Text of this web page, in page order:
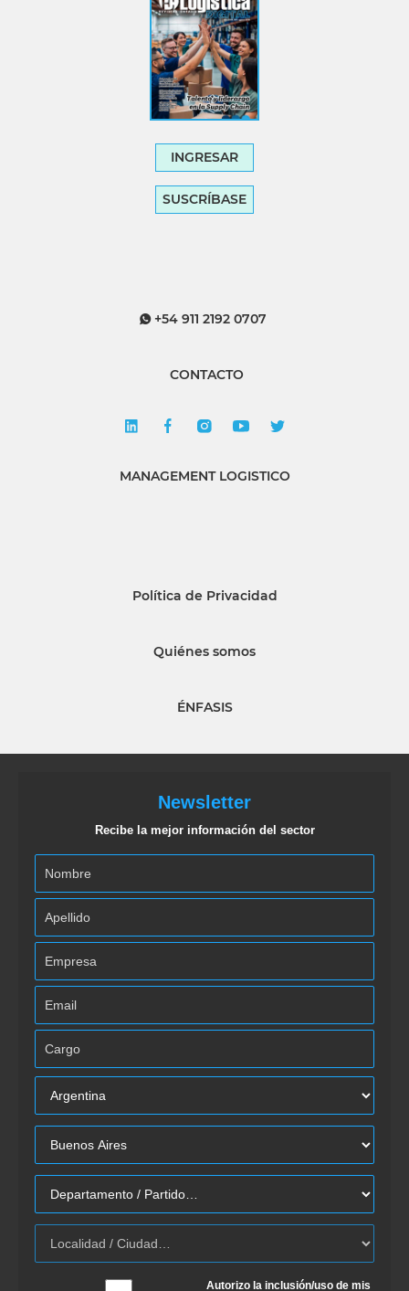
INGRESAR
SUSCRÍBASE
+54 911 2192 0707
CONTACTO
MANAGEMENT LOGISTICO
Política de Privacidad
Quiénes somos
ÉNFASIS
Newsletter
Recibe la mejor información del sector
Autorizo la inclusión/uso de mis